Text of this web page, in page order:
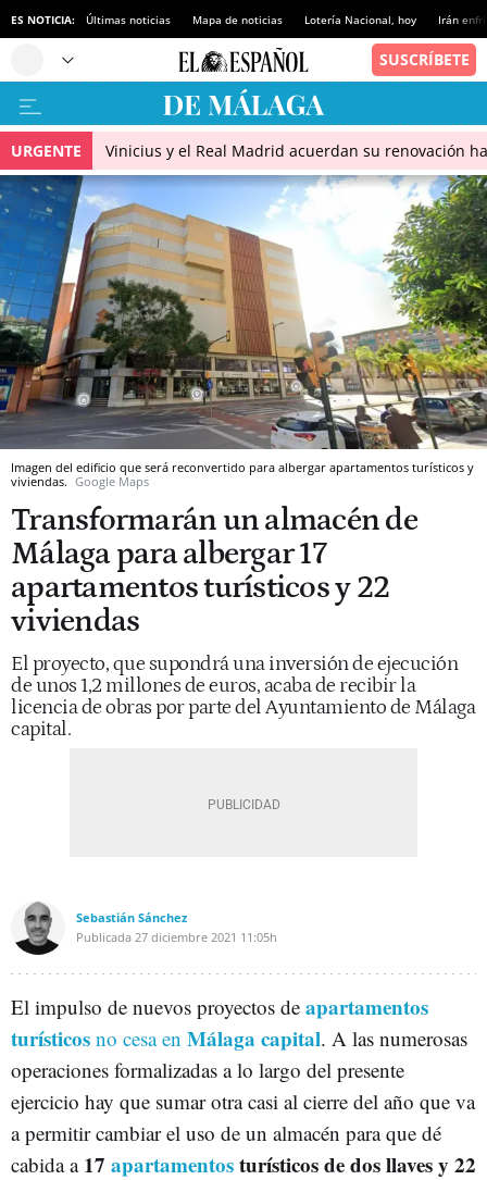
ES NOTICIA: Últimas noticias Mapa de noticias Lotería Nacional, hoy Irán
URGENTE Vinicius y el Real Madrid acuerdan su renovación
Imagen del edificio que será reconvertido para albergar apartamentos turísticos y
viviendas. Google Maps
Transformarán un almacén de
Málaga para albergar 17
apartamentos turísticos y 22
viviendas
El proyecto, que supondrá una inversión de ejecución
de unos 1,2 millones de euros, acaba de recibir la
licencia de obras por parte del Ayuntamiento de Málaga
capital.
Sebastián Sánchez
Publicada 27 diciembre 2021 11:05h
El impulso de nuevos proyectos de apartamentos
turísticos no cesa en Málaga capital. A las numerosas
operaciones formalizadas a lo largo del presente
ejercicio hay que sumar otra casi al cierre del año que va
a permitir cambiar el uso de un almacén para que dé
cabida a 17 apartamentosturísticos de dos llaves y 22